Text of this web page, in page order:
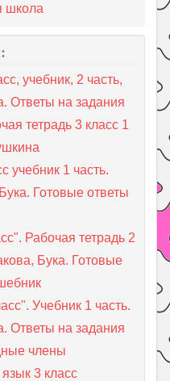
школа
учебник, 2 часть,
Ответы на задания
тетрадь 3 класс 1
учебник 1 часть.
Готовые ответы
Рабочая тетрадь 2
Бука. Готовые
Учебник 1 часть.
Ответы на задания
члены
3 класс